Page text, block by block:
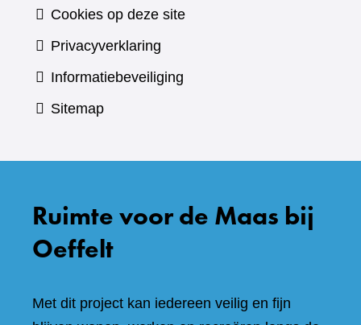
Cookies op deze site
Privacyverklaring
Informatiebeveiliging
Sitemap
Ruimte voor de Maas bij
Oeffelt
Met dit project kan iedereen veilig en fijn